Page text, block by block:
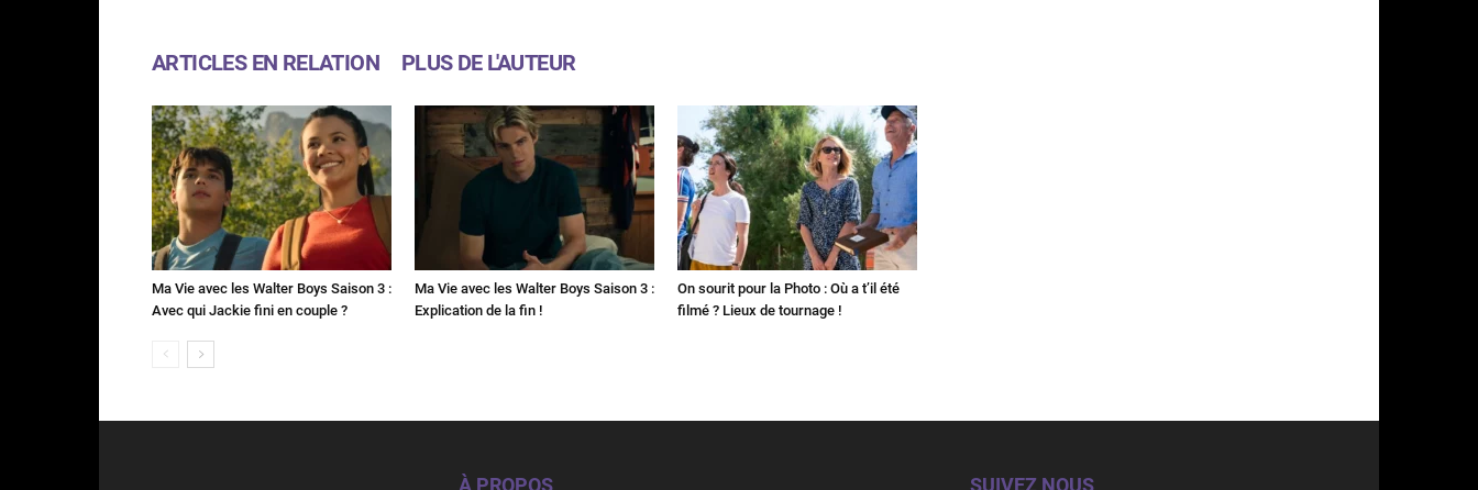
ARTICLES EN RELATION PLUS DE L'AUTEUR
Ma Vie avec les Walter Boys Saison 3 :
Avec qui Jackie fini en couple ?
Ma Vie avec les Walter Boys Saison 3 :
Explication de la fin !
On sourit pour la Photo : Où a t’il été
filmé ? Lieux de tournage !
À PROPOS SUIVEZ NOUS